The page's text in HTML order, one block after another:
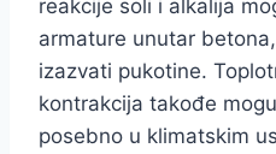
reakcije soli i alkalija
armature unutar
izazvati pukotine.
kontrakcija takođe
posebno u klimatskim